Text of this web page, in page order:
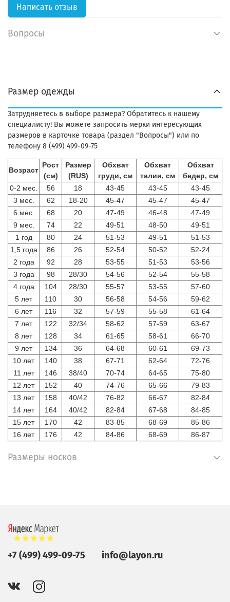
Написать отзыв
Вопросы
Размер одежды
Затрудняетесь в выборе размера? Обратитесь к нашему
специалисту! Вы можете запросить мерки интересующих
размеров в карточке товара (раздел "Вопросы") или по
телефону 8 (499) 499-09-75
Возраст
Рост
(см)
Размер
(RUS)
Обхват
груди, см
Обхват
талии, см
Обхват
бедер, см
0-2 мес.
56 18 43-45 43-45
43-45
3 мес.
62 18-20 45-47 45-47
45-47
6 мес.
68 20 47-49 46-48
47-49
9 мес.
74 22 49-51 48-50
49-51
1 год
80 24 51-53 49-51
51-53
1,5 года
86 26 52-54 50-52
52-24
2 года
92 28 53-55 51-53
53-56
3 года
98 28/30 54-56 52-54
55-58
4 года
104 28/30 55-57 53-55
57-60
5 лет
110 30 56-58 54-56
59-62
6 лет
116 32 57-59 55-58
61-64
7 лет
122 32/34 58-62 57-59
63-67
8 лет
128 34 61-65 58-61
66-70
9 лет
134 36 64-68 60-61
69-73
10 лет
140 38 67-71 62-64
72-76
11 лет
146 38/40 70-74 64-65
75-80
12 лет
152 40 74-76 65-66
79-83
13 лет
158 40/42 76-82 66-67
82-84
14 лет
164 40/42 82-84 67-68
84-85
15 лет
170 42 83-85 68-69
85-86
16 лет
176 42 84-86 68-69 86-87
Размеры носков
+7 (499) 499-09-75 info@layon.ru